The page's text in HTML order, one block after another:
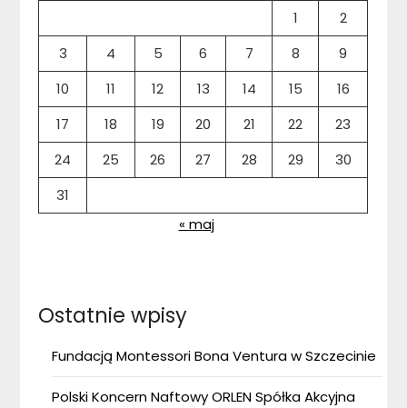
1
2
3
4 5 6 7 8
9
10
11 12 13 14 15
16
17
18 19 20 21 22
23
24
25 26 27 28 29
30
31
« maj
Ostatnie wpisy
Fundacją Montessori Bona Ventura w Szczecinie
Polski Koncern Naftowy ORLEN Spółka Akcyjna